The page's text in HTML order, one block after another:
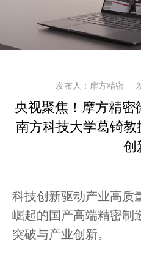
发布人：摩方精密
央视聚焦！摩方精密
南方科技大学葛锜
创
科技创新驱动产业高质
崛起的国产高端精密制
突破与产业创新。